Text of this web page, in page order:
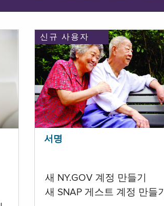
신규 사용자
서명
새 NY.GOV 계정 만들기
새 SNAP 게스트 계정 만들기